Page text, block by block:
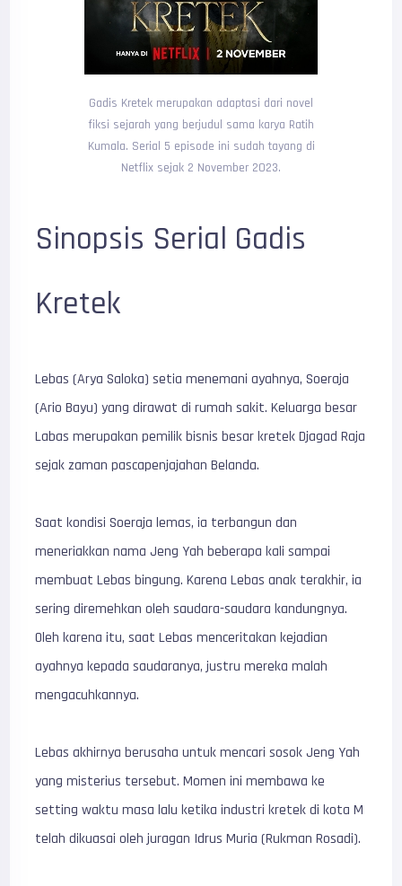
Gadis Kretek merupakan adaptasi dari novel
fiksi sejarah yang berjudul sama karya Ratih
Kumala. Serial 5 episode ini sudah tayang di
Netflix sejak 2 November 2023.
Sinopsis Serial Gadis
Kretek
Lebas (Arya Saloka) setia menemani ayahnya, Soeraja
(Ario Bayu) yang dirawat di rumah sakit. Keluarga besar
Labas merupakan pemilik bisnis besar kretek Djagad Raja
sejak zaman pascapenjajahan Belanda.
Saat kondisi Soeraja lemas, ia terbangun dan
meneriakkan nama Jeng Yah beberapa kali sampai
membuat Lebas bingung. Karena Lebas anak terakhir, ia
sering diremehkan oleh saudara-saudara kandungnya.
Oleh karena itu, saat Lebas menceritakan kejadian
ayahnya kepada saudaranya, justru mereka malah
mengacuhkannya.
Lebas akhirnya berusaha untuk mencari sosok Jeng Yah
yang misterius tersebut. Momen ini membawa ke
setting waktu masa lalu ketika industri kretek di kota M
telah dikuasai oleh juragan Idrus Muria (Rukman Rosadi).